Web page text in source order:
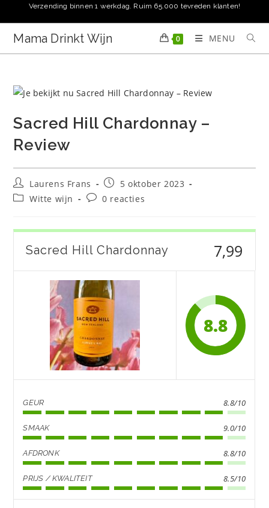
naar
inhoud
Verzending binnen 1 werkdag. Ruim 65.000 tevreden klanten!
Mama Drinkt Wijn 0 MENU
Sacred Hill Chardonnay –
Review
Bericht
auteur:
Laurens Frans
Bericht
gepubliceerd
op:
5 oktober 2023
Berichtcategorie:
Witte wijn
Bericht0 reacties
Sacred Hill Chardonnay 7,99
8.8
GEUR 8.8/10
SMAAK 9.0/10
AFDRONK 8.8/10
PRIJS / KWALITEIT 8.5/10